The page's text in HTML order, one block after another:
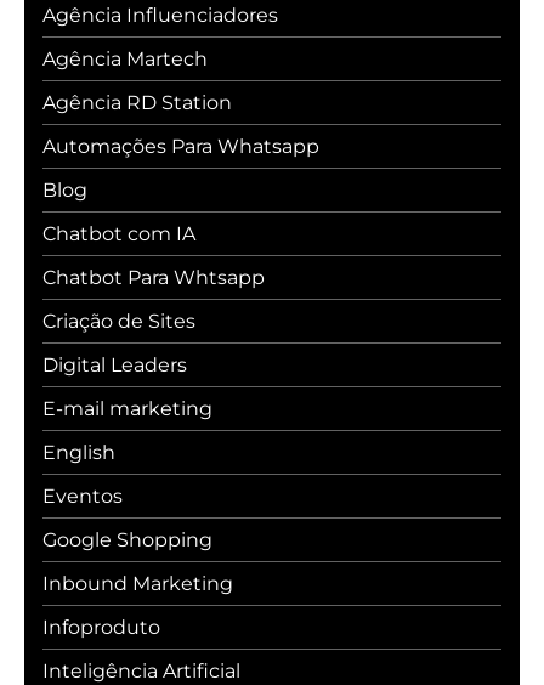
Agência Influenciadores
Agência Martech
Agência RD Station
Automações Para Whatsapp
Blog
Chatbot com IA
Chatbot Para Whtsapp
Criação de Sites
Digital Leaders
E-mail marketing
English
Eventos
Google Shopping
Inbound Marketing
Infoproduto
Inteligência Artificial